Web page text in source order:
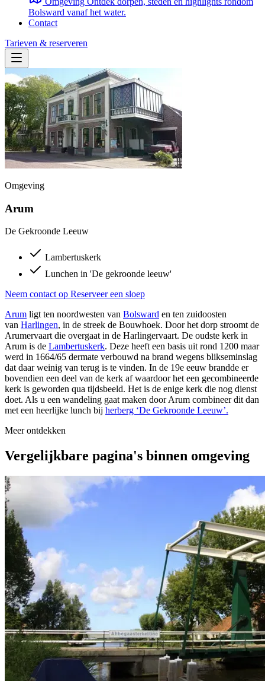
Bolsward vanaf het water.
Contact
Tarieven & reserveren
Omgeving
Arum
De Gekroonde Leeuw
Lambertuskerk
Lunchen in 'De gekroonde leeuw'
Neem contact op Reserveer een sloep
Arum ligt ten noordwesten van Bolsward en ten zuidoosten
van Harlingen, in de streek de Bouwhoek. Door het dorp stroomt de
Arumervaart die overgaat in de Harlingervaart. De oudste kerk in
Arum is de Lambertuskerk. Deze heeft een basis uit rond 1200 maar
werd in 1664/65 dermate verbouwd na brand wegens blikseminslag
dat daar weinig van terug is te vinden. In de 19e eeuw brandde er
bovendien een deel van de kerk af waardoor het een gecombineerde
kerk is geworden qua tijdsbeeld. Het is de enige kerk die nog dienst
doet. Als u een wandeling gaat maken door Arum combineer dit dan
met een heerlijke lunch bij herberg ‘De Gekroonde Leeuw’.
Meer ontdekken
Vergelijkbare pagina's binnen omgeving